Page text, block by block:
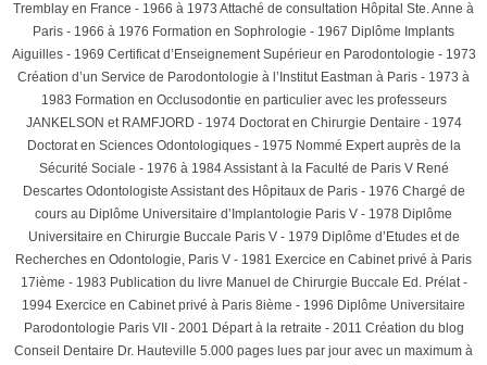
Tremblay en France - 1966 à 1973 Attaché de consultation Hôpital Ste. Anne à
Paris - 1966 à 1976 Formation en Sophrologie - 1967 Diplôme Implants
Aiguilles - 1969 Certificat d’Enseignement Supérieur en Parodontologie - 1973
Création d’un Service de Parodontologie à l’Institut Eastman à Paris - 1973 à
1983 Formation en Occlusodontie en particulier avec les professeurs
JANKELSON et RAMFJORD - 1974 Doctorat en Chirurgie Dentaire - 1974
Doctorat en Sciences Odontologiques - 1975 Nommé Expert auprès de la
Sécurité Sociale - 1976 à 1984 Assistant à la Faculté de Paris V René
Descartes Odontologiste Assistant des Hôpitaux de Paris - 1976 Chargé de
cours au Diplôme Universitaire d’Implantologie Paris V - 1978 Diplôme
Universitaire en Chirurgie Buccale Paris V - 1979 Diplôme d’Etudes et de
Recherches en Odontologie, Paris V - 1981 Exercice en Cabinet privé à Paris
17ième - 1983 Publication du livre Manuel de Chirurgie Buccale Ed. Prélat -
1994 Exercice en Cabinet privé à Paris 8ième - 1996 Diplôme Universitaire
Parodontologie Paris VII - 2001 Départ à la retraite - 2011 Création du blog
Conseil Dentaire Dr. Hauteville 5.000 pages lues par jour avec un maximum à